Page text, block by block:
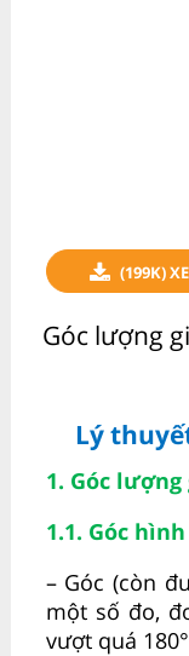
(199K)
Góc lượng
Lý
1. Góc lượng
1.1. Góc
– Góc (còn
một số đo,
vượt quá